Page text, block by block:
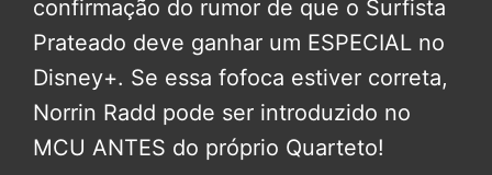
confirmação do rumor de que o Surfista
Prateado deve ganhar um ESPECIAL no
Disney+. Se essa fofoca estiver correta,
Norrin Radd pode ser introduzido no
MCU ANTES do próprio Quarteto!